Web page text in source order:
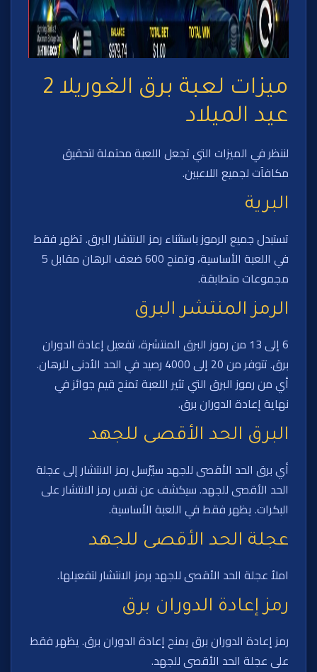
ميزات لعبة برق الغوريلا 2
عيد الميلاد
لننظر في الميزات التي تجعل اللعبة محتملة لتحقيق
مكافآت لجميع اللاعبين.
البرية
تستبدل جميع الرموز باستثناء رمز الانتشار البرق. تظهر فقط
في اللعبة الأساسية، وتمنح 600 ضعف الرهان مقابل 5
مجموعات متطابقة.
الرمز المنتشر البرق
6 إلى 13 من رموز البرق المنتشرة، تفعيل إعادة الدوران
برق. تتوفر من 20 إلى 4000 رصيد في الحد الأدنى للرهان.
أي من رموز البرق التي تثير اللعبة تمنح قيم جوائز في
نهاية إعادة الدوران برق.
البرق الحد الأقصى للجهد
أي برق الحد الأقصى للجهد سيُرْسل رمز الانتشار إلى عجلة
الحد الأقصى للجهد. سيكشف عن نفس رمز الانتشار على
البكرات. يظهر فقط في اللعبة الأساسية.
عجلة الحد الأقصى للجهد
املأ عجلة الحد الأقصى للجهد برمز الانتشار لتفعيلها.
رمز إعادة الدوران برق
رمز إعادة الدوران برق يمنح إعادة الدوران برق. يظهر فقط
على عجلة الحد الأقصى للجهد.